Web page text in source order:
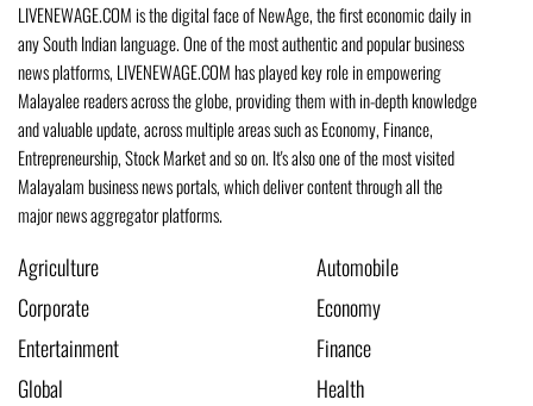
LIVENEWAGE.COM is the digital face of NewAge, the first economic daily in
any South Indian language. One of the most authentic and popular business
news platforms, LIVENEWAGE.COM has played key role in empowering
Malayalee readers across the globe, providing them with in-depth knowledge
and valuable update, across multiple areas such as Economy, Finance,
Entrepreneurship, Stock Market and so on. It's also one of the most visited
Malayalam business news portals, which deliver content through all the
major news aggregator platforms.
Agriculture
Automobile
Corporate
Economy
Entertainment
Finance
Global
Health